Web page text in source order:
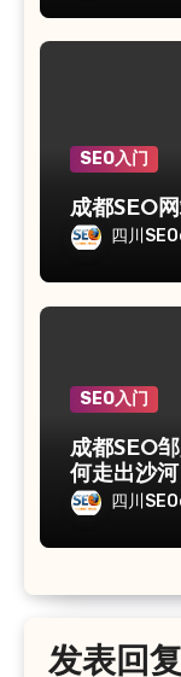
SEO入门
成都SEO
四川
SEO入门
成都SEO
何走出沙河
四川
发表回复